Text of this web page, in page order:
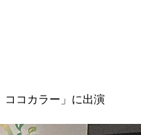
ココカラー」に出演